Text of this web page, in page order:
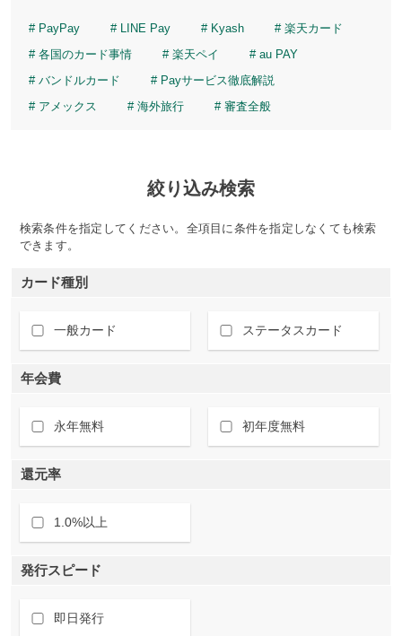
PayPay LINE Pay Kyash
楽天カード
各国のカード事情
楽天ペイ
au PAY
バンドルカード
Payサービス徹底解説
アメックス
海外旅行 審査全般
絞り込み検索
検索条件を指定してください。全項目に条件を指定しなくても検索
できます。
カード種別
一般カード ステータスカード
年会費
永年無料 初年度無料
還元率
1.0%以上
発行スピード
即日発行